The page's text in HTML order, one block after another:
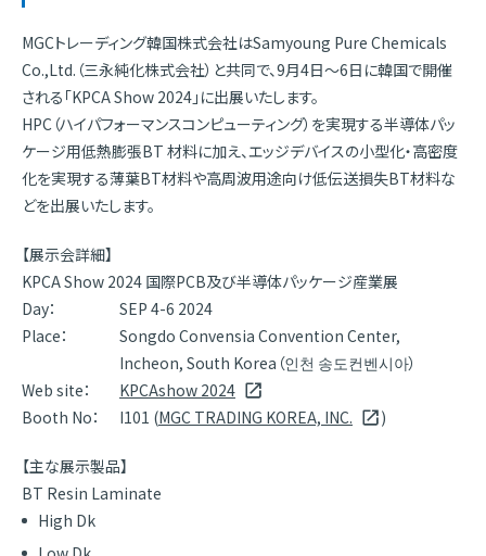
MGCトレーディング韓国株式会社はSamyoung Pure Chemicals
Co.,Ltd.（三永純化株式会社）と共同で、9月4日～6日に韓国で開催
される「KPCA Show 2024」に出展いたします。
HPC（ハイパフォーマンスコンピューティング）を実現する半導体パッ
ケージ用低熱膨張BT 材料に加え、エッジデバイスの小型化・高密度
化を実現する薄葉BT材料や高周波用途向け低伝送損失BT材料な
どを出展いたします。
【展示会詳細】
KPCA Show 2024 国際PCB及び半導体パッケージ産業展
Day：
SEP 4-6 2024
Place：
Songdo Convensia Convention Center,
Incheon, South Korea（인천 송도컨벤시아）
Web site：
KPCAshow 2024
Booth No：
I101 (MGC TRADING KOREA, INC. )
【主な展示製品】
BT Resin Laminate
High Dk